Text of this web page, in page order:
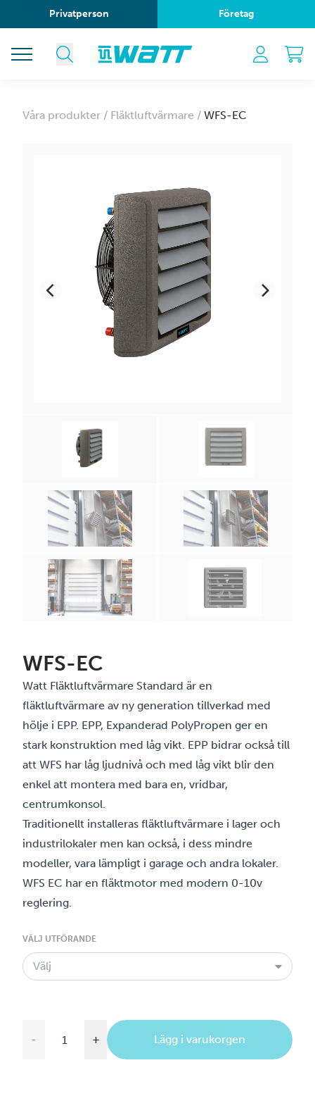
Privatperson Företag
Våra produkter / Fläktluftvärmare / WFS-EC
WFS-EC
Watt Fläktluftvärmare Standard är en
fläktluftvärmare av ny generation tillverkad med
hölje i EPP. EPP, Expanderad PolyPropen ger en
stark konstruktion med låg vikt. EPP bidrar också till
att WFS har låg ljudnivå och med låg vikt blir den
enkel att montera med bara en, vridbar,
centrumkonsol.
Traditionellt installeras fläktluftvärmare i lager och
industrilokaler men kan också, i dess mindre
modeller, vara lämpligt i garage och andra lokaler.
WFS EC har en fläktmotor med modern 0-10v
reglering.
VÄLJ UTFÖRANDE
Välj
- + Lägg i varukorgen